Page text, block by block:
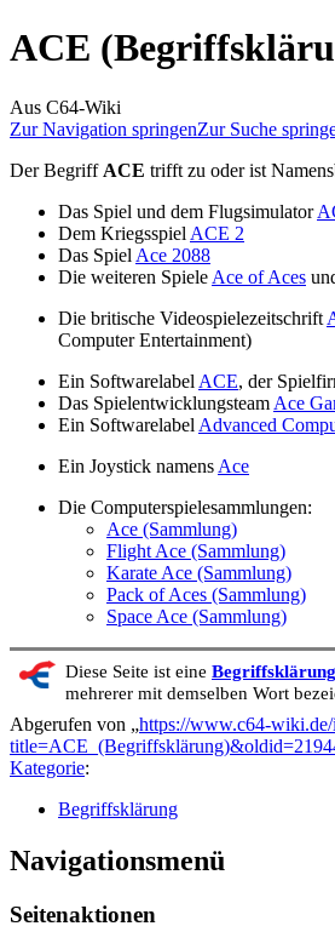
ACE
Aus C64-Wiki
Zur Navigation springenZur Suche
Der Begriff ACE trifft zu oder ist
Das Spiel und dem Flugsimulator
Dem Kriegsspiel ACE 2
Das Spiel Ace 2088
Die weiteren Spiele Ace of Aces
Die britische Videospielezeitschrift
Computer Entertainment)
Ein Softwarelabel ACE, der
Das Spielentwicklungsteam Ace
Ein Softwarelabel Advanced
Ein Joystick namens Ace
Die Computerspielesammlungen:
Ace (Sammlung)
Flight Ace (Sammlung)
Karate Ace (Sammlung)
Pack of Aces (Sammlung)
Space Ace (Sammlung)
Diese Seite ist eine Begriffsklärung
mehrerer mit demselben Wort
Abgerufen von „https://www.c64-
Kategorie:
Begriffsklärung
Navigationsmenü
Seitenaktionen